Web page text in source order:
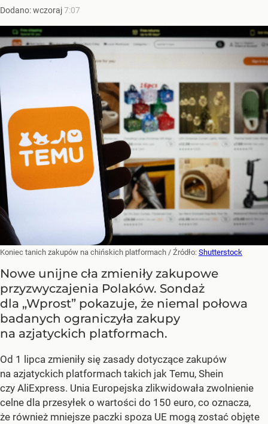
Dodano:wczoraj7:07
Koniec tanich zakupów na chińskich platformach / Źródło: Shutterstock
Nowe unijne cła zmieniły zakupowe
przyzwyczajenia Polaków. Sondaż
dla „Wprost” pokazuje, że niemal połowa
badanych ograniczyła zakupy
na azjatyckich platformach.
Od 1 lipca zmieniły się zasady dotyczące zakupów
na azjatyckich platformach takich jak Temu, Shein
czy AliExpress. Unia Europejska zlikwidowała zwolnienie
celne dla przesyłek o wartości do 150 euro, co oznacza,
że również mniejsze paczki spoza UE mogą zostać objęte